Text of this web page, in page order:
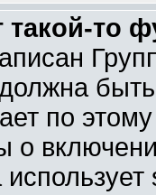
такой-то
по
о